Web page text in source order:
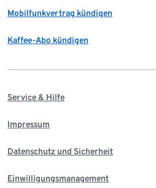
Mobilfunkvertrag kündigen
Kaffee-Abo kündigen
Service & Hilfe
Impressum
Datenschutz und Sicherheit
Einwilligungsmanagement